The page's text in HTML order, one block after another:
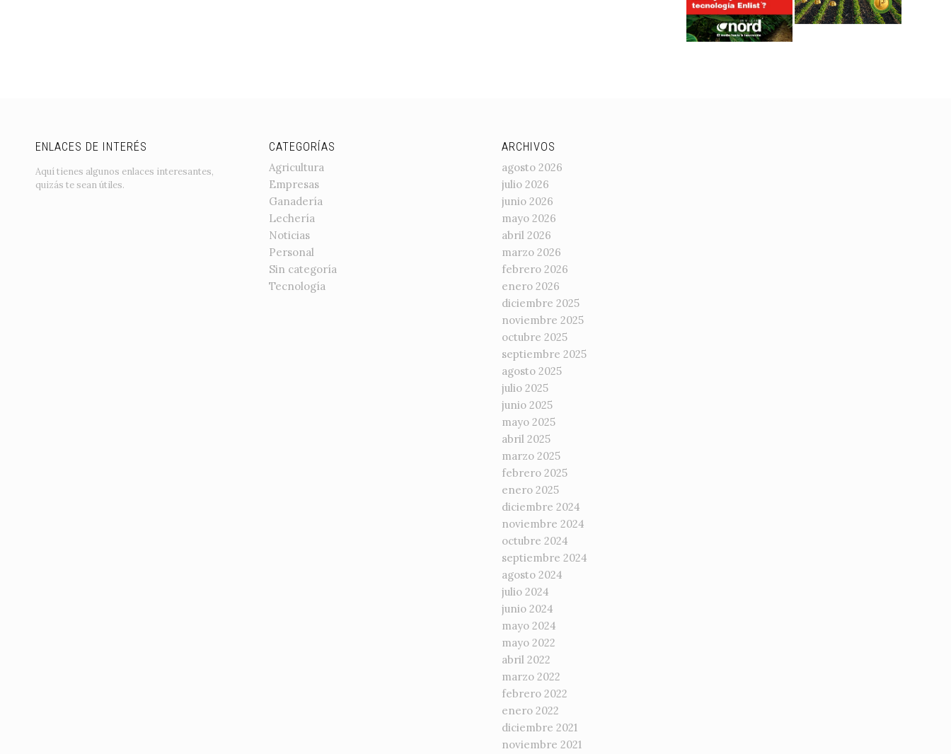
ENLACES DE INTERÉS
Aquí tienes algunos enlaces interesantes,
quizás te sean útiles.
CATEGORÍAS
Agricultura
Empresas
Ganadería
Lechería
Noticias
Personal
Sin categoría
Tecnología
ARCHIVOS
agosto 2026
julio 2026
junio 2026
mayo 2026
abril 2026
marzo 2026
febrero 2026
enero 2026
diciembre 2025
noviembre 2025
octubre 2025
septiembre 2025
agosto 2025
julio 2025
junio 2025
mayo 2025
abril 2025
marzo 2025
febrero 2025
enero 2025
diciembre 2024
noviembre 2024
octubre 2024
septiembre 2024
agosto 2024
julio 2024
junio 2024
mayo 2024
mayo 2022
abril 2022
marzo 2022
febrero 2022
enero 2022
diciembre 2021
noviembre 2021